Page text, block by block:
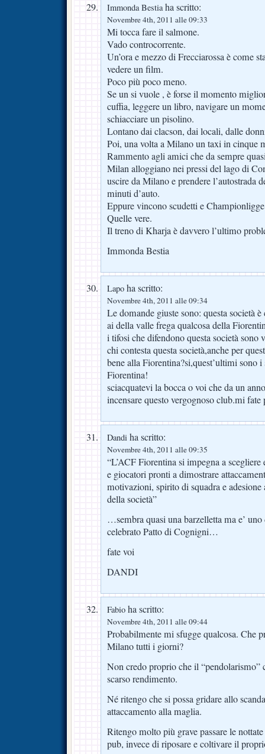
Immonda Bestiaha scritto:
Novembre 4th, 2011 alle 09:33
Mi tocca fare il salmone.
Vado controcorrente.
Un’ora e mezzo di Frecciarossa è come
vedere un film.
Poco più poco meno.
Se un si vuole , è forse il momento
cuffia, leggere un libro, navigare un
schiacciare un pisolino.
Lontano dai clacson, dai locali, dalle
Poi, una volta a Milano un taxi in cinque
Rammento agli amici che da sempre
Milan alloggiano nei pressi del lago di
uscire da Milano e prendere l’autostrada
minuti d’auto.
Eppure vincono scudetti e
Quelle vere.
Il treno di Kharja è davvero l’ultimo
Immonda Bestia
Lapo ha scritto:
Novembre 4th, 2011 alle 09:34
Le domande giuste sono: questa società
ai della valle frega qualcosa della
i tifosi che difendono questa società sono
chi contesta questa società,anche per
bene alla Fiorentina?si,quest’ultimi sono
Fiorentina!
sciacquatevi la bocca o voi che da un
incensare questo vergognoso club.mi fate
Dandi ha scritto:
Novembre 4th, 2011 alle 09:35
“L’ACF Fiorentina si impegna a
e giocatori pronti a dimostrare
motivazioni, spirito di squadra e
della società”
…sembra quasi una barzelletta ma e’
celebrato Patto di Cognigni…
fate voi
DANDI
Fabio ha scritto:
Novembre 4th, 2011 alle 09:44
Probabilmente mi sfugge qualcosa. Che
Milano tutti i giorni?
Non credo proprio che il “pendolarismo”
scarso rendimento.
Né ritengo che si possa gridare allo
attaccamento alla maglia.
Ritengo molto più grave passare le
pub, invece di riposare e coltivare il